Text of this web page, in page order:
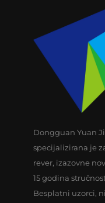
Dongguan Yuan
specijalizirana je
rever, izazovne
15 godina
Besplatni uzorci,